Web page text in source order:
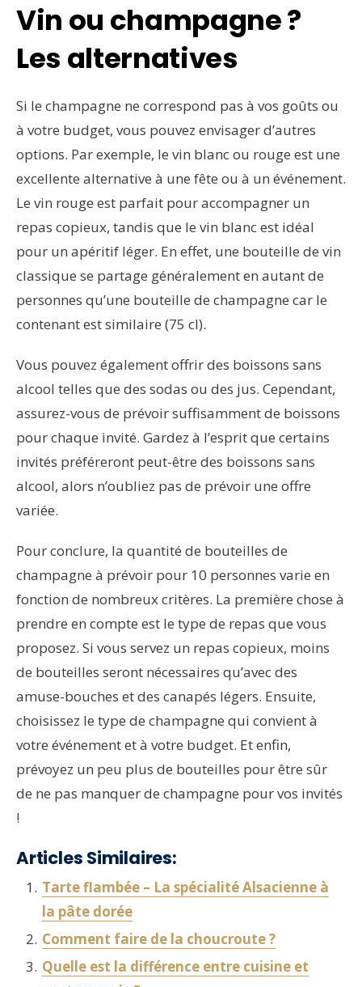
Vin ou champagne ?
Les alternatives
Si le champagne ne correspond pas à vos goûts ou
à votre budget, vous pouvez envisager d’autres
options. Par exemple, le vin blanc ou rouge est une
excellente alternative à une fête ou à un événement.
Le vin rouge est parfait pour accompagner un
repas copieux, tandis que le vin blanc est idéal
pour un apéritif léger. En effet, une bouteille de vin
classique se partage généralement en autant de
personnes qu’une bouteille de champagne car le
contenant est similaire (75 cl).
Vous pouvez également offrir des boissons sans
alcool telles que des sodas ou des jus. Cependant,
assurez-vous de prévoir suffisamment de boissons
pour chaque invité. Gardez à l’esprit que certains
invités préféreront peut-être des boissons sans
alcool, alors n’oubliez pas de prévoir une offre
variée.
Pour conclure, la quantité de bouteilles de
champagne à prévoir pour 10 personnes varie en
fonction de nombreux critères. La première chose à
prendre en compte est le type de repas que vous
proposez. Si vous servez un repas copieux, moins
de bouteilles seront nécessaires qu’avec des
amuse-bouches et des canapés légers. Ensuite,
choisissez le type de champagne qui convient à
votre événement et à votre budget. Et enfin,
prévoyez un peu plus de bouteilles pour être sûr
de ne pas manquer de champagne pour vos invités
!
Articles Similaires:
Tarte flambée – La spécialité Alsacienne à
la pâte dorée
Comment faire de la choucroute ?
Quelle est la différence entre cuisine et